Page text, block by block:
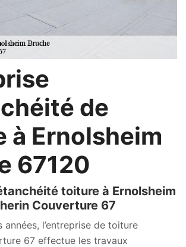
de
à Ernolsheim
67120
toiture à Ernolsheim
Couverture 67
années, l’entreprise de toiture
67 effectue les travaux